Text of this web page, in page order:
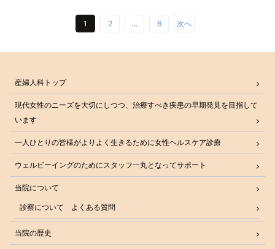
1 2 … 6 次へ
産婦人科トップ
現代女性のニーズを大切にしつつ、治療すべき疾患の早期発見を目指して
います
一人ひとりの皆様がよりよく生きるために女性ヘルスケア診療
ウェルビーイングのためにスタッフ一丸となってサポート
当院について
診察について よくある質問
当院の歴史